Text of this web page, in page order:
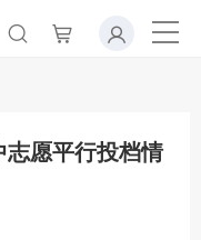
愿平行投档情